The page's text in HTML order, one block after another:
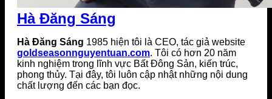
Hà Đăng Sáng
Hà Đăng Sáng 1985 hiện tôi là CEO, tác giả website
goldseasonnguyentuan.com. Tôi có hơn 20 năm
kinh nghiệm trong lĩnh vực Bất Đông Sản, kiến trúc,
phong thủy. Tại đây, tôi luôn cập nhật những nội dung
chất lượng đến các bạn đọc.